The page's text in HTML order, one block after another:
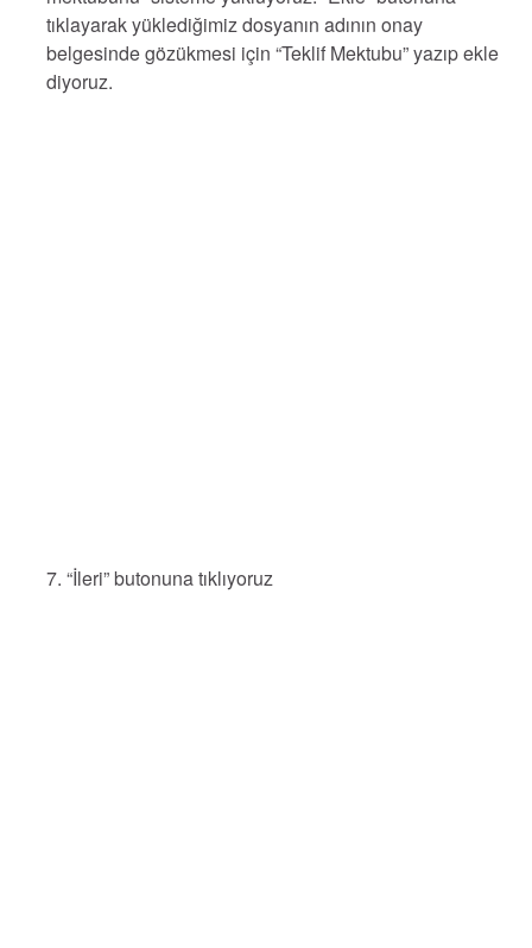
tıklayarak yüklediğimiz dosyanın adının onay
belgesinde gözükmesi için “Teklif Mektubu” yazıp ekle
diyoruz.
7. “İleri” butonuna tıklıyoruz